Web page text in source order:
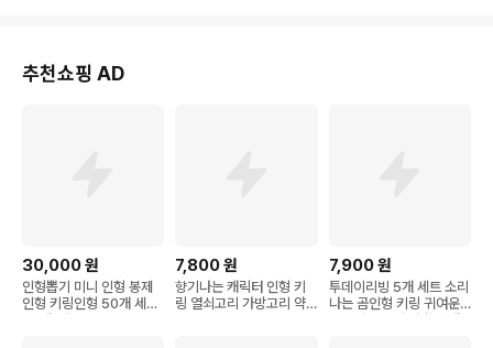
추천쇼핑 AD
30,000원
인형뽑기 미니 인형 봉제
인형 키링인형 50개 세트,
7,800원
향기나는 캐릭터 인형 키
링 열쇠고리 가방고리 약 1
7,900원
투데이리빙 5개 세트 소리
나는 곰인형 키링 귀여운